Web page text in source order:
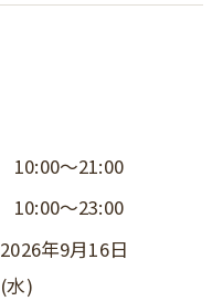
10:00～21:00
10:00～23:00
2026年9月16日
(水)